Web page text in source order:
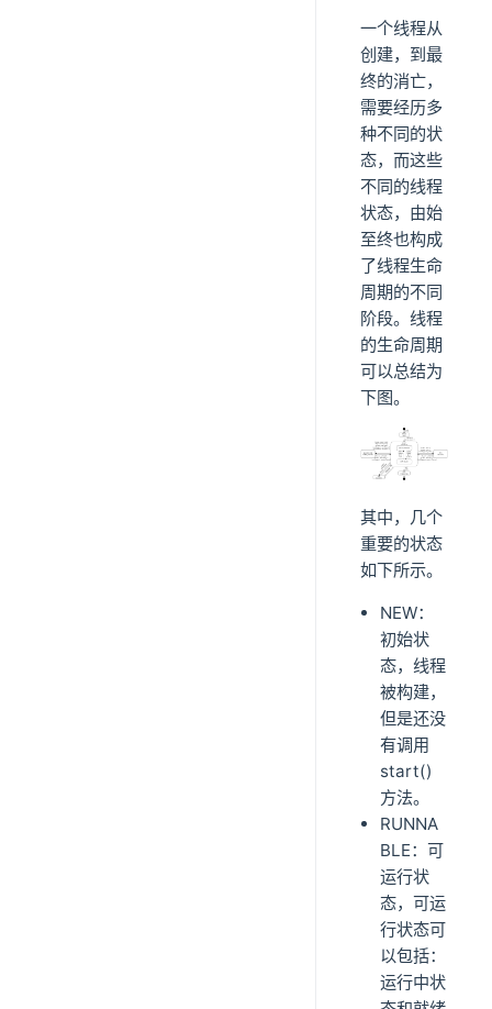
一个线程从
创建，到最
终的消亡，
需要经历多
种不同的状
态，而这些
不同的线程
状态，由始
至终也构成
了线程生命
周期的不同
阶段。线程
的生命周期
可以总结为
下图。
其中，几个
重要的状态
如下所示。
NEW：
初始状
态，线程
被构建，
但是还没
有调用
start()
方法。
RUNNA
BLE：可
运行状
态，可运
行状态可
以包括：
运行中状